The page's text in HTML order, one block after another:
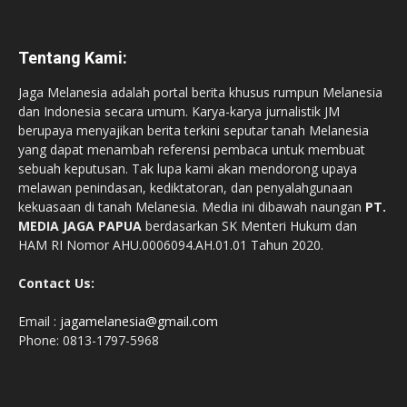
Tentang Kami:
Jaga Melanesia adalah portal berita khusus rumpun Melanesia
dan Indonesia secara umum. Karya-karya jurnalistik JM
berupaya menyajikan berita terkini seputar tanah Melanesia
yang dapat menambah referensi pembaca untuk membuat
sebuah keputusan. Tak lupa kami akan mendorong upaya
melawan penindasan, kediktatoran, dan penyalahgunaan
kekuasaan di tanah Melanesia. Media ini dibawah naungan PT.
MEDIA JAGA PAPUA berdasarkan SK Menteri Hukum dan
HAM RI Nomor AHU.0006094.AH.01.01 Tahun 2020.
Contact Us:
Email : jagamelanesia@gmail.com
Phone: 0813-1797-5968